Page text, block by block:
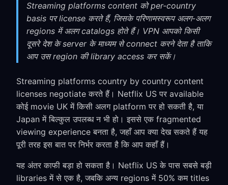
Streaming platforms content को per-country
basis पर license करते हैं, जिसके परिणामस्वरूप अलग-अलग
regions में अलग catalogs होते हैं। VPN आपको किसी
दूसरे देश के server के माध्यम से connect करने देता है ताकि
आप उस region की library access कर सकें।
Streaming platforms country by country content
licenses negotiate करते हैं। Netflix US पर available
कोई movie UK में किसी अलग platform पर हो सकती है, या
Japan में बिल्कुल उपलब्ध न भी हो। इससे एक fragmented
viewing experience बनता है, जहाँ आप क्या देख सकते हैं यह
पूरी तरह इस बात पर निर्भर करता है कि आप कहाँ हैं।
यह अंतर काफी बड़ा हो सकता है। Netflix US के पास सबसे बड़ी
libraries में से एक है, जबकि अन्य regions में 50% कम titles